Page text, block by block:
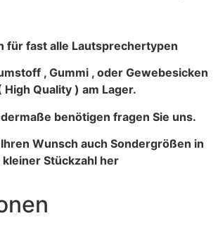
für fast alle Lautsprechertypen
, Gummi , oder Gewebesicken
High Quality ) am Lager.
benötigen fragen Sie uns.
Wunsch auch Sondergrößen in
kleiner Stückzahl her